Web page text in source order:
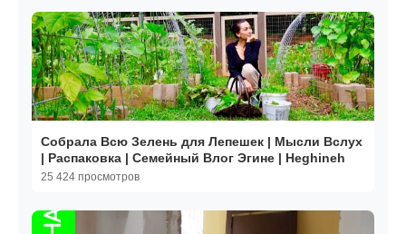
Собрала Всю Зелень для Лепешек | Мысли Вслух
| Распаковка | Семейный Влог Эгине | Heghineh
25 424 просмотров